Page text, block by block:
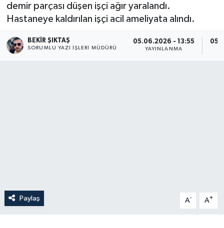
demir parçası düşen işçi ağır yaralandı.
Hastaneye kaldırılan işçi acil ameliyata alındı.
BEKIR ŞIKTAŞ
SORUMLU YAZI İŞLERI MÜDÜRÜ
05.06.2026 - 13:55
YAYINLANMA
Paylaş A- A+